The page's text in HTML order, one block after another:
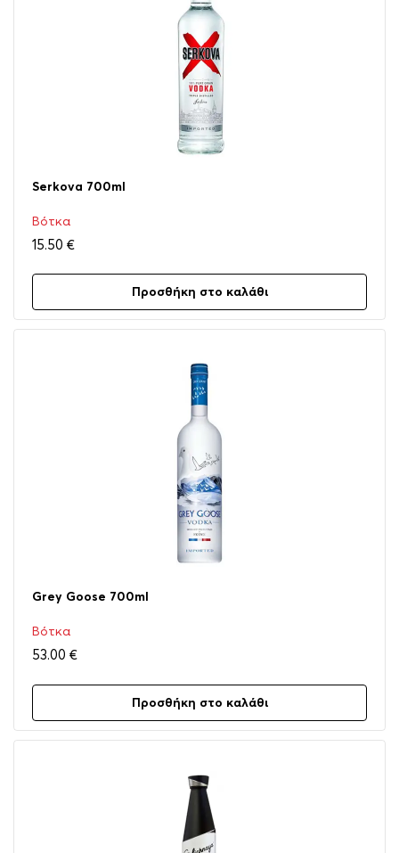
Serkova 700ml
Βότκα
15.50 €
Προσθήκη στο καλάθι
Grey Goose 700ml
Βότκα
53.00 €
Προσθήκη στο καλάθι